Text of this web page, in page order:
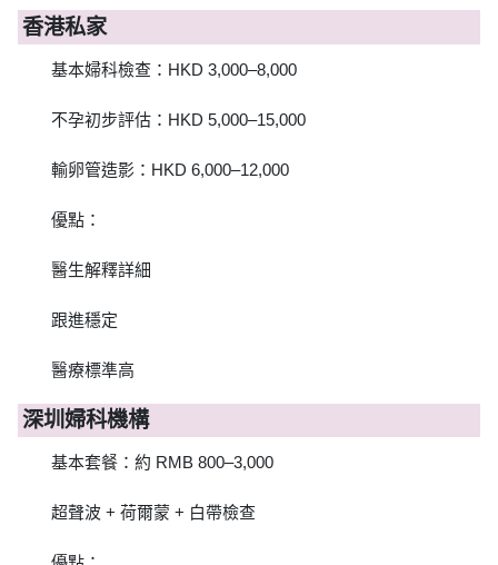
香港私家
基本婦科檢查：HKD 3,000–8,000
不孕初步評估：HKD 5,000–15,000
輸卵管造影：HKD 6,000–12,000
優點：
醫生解釋詳細
跟進穩定
醫療標準高
深圳婦科機構
基本套餐：約 RMB 800–3,000
超聲波 + 荷爾蒙 + 白帶檢查